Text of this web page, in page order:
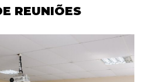
REUNIÕES